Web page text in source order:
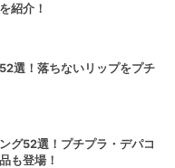
紹介！
選！落ちないリップをプチ
グ52選！プチプラ・デパコ
も登場！